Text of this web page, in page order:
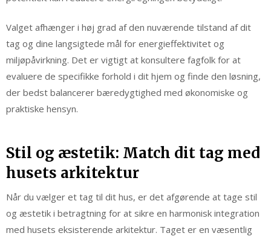
Valget afhænger i høj grad af den nuværende tilstand af dit
tag og dine langsigtede mål for energieffektivitet og
miljøpåvirkning. Det er vigtigt at konsultere fagfolk for at
evaluere de specifikke forhold i dit hjem og finde den løsning,
der bedst balancerer bæredygtighed med økonomiske og
praktiske hensyn.
Stil og æstetik: Match dit tag med
husets arkitektur
Når du vælger et tag til dit hus, er det afgørende at tage stil
og æstetik i betragtning for at sikre en harmonisk integration
med husets eksisterende arkitektur. Taget er en væsentlig